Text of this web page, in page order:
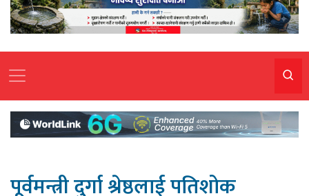
पूर्वमन्त्री दुर्गा श्रेष्ठलाई पतिशोक